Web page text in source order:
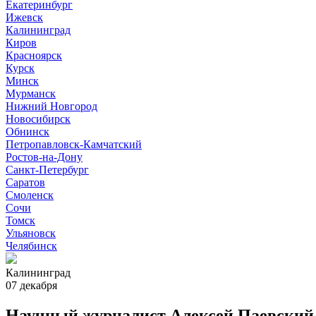
Екатеринбург
Ижевск
Калининград
Киров
Красноярск
Курск
Минск
Мурманск
Нижний Новгород
Новосибирск
Обнинск
Петропавловск-Камчатский
Ростов-на-Дону
Санкт-Петербург
Саратов
Смоленск
Сочи
Томск
Ульяновск
Челябинск
Калининград
07 декабря